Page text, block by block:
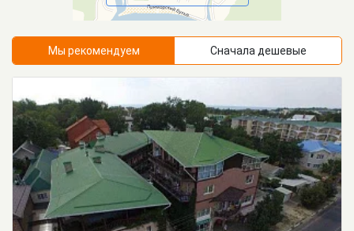
Мы рекомендуем Сначала дешевые